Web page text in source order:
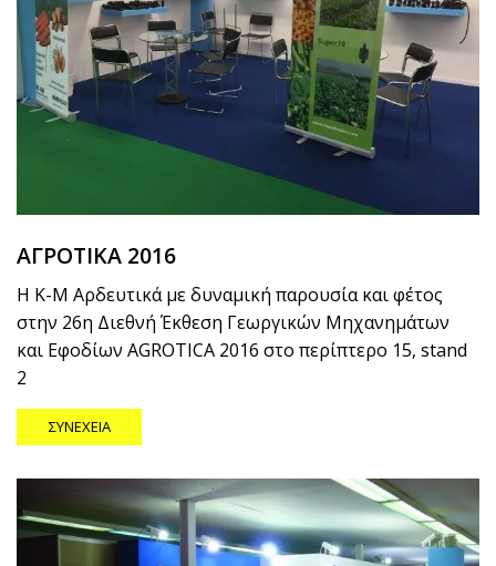
ΑΓΡΟΤΙΚΑ 2016
Η Κ-Μ Αρδευτικά με δυναμική παρουσία και φέτος
στην 26η Διεθνή Έκθεση Γεωργικών Μηχανημάτων
και Εφοδίων AGROTICA 2016 στο περίπτερο 15, stand
2
ΣΥΝΈΧΕΙΑ